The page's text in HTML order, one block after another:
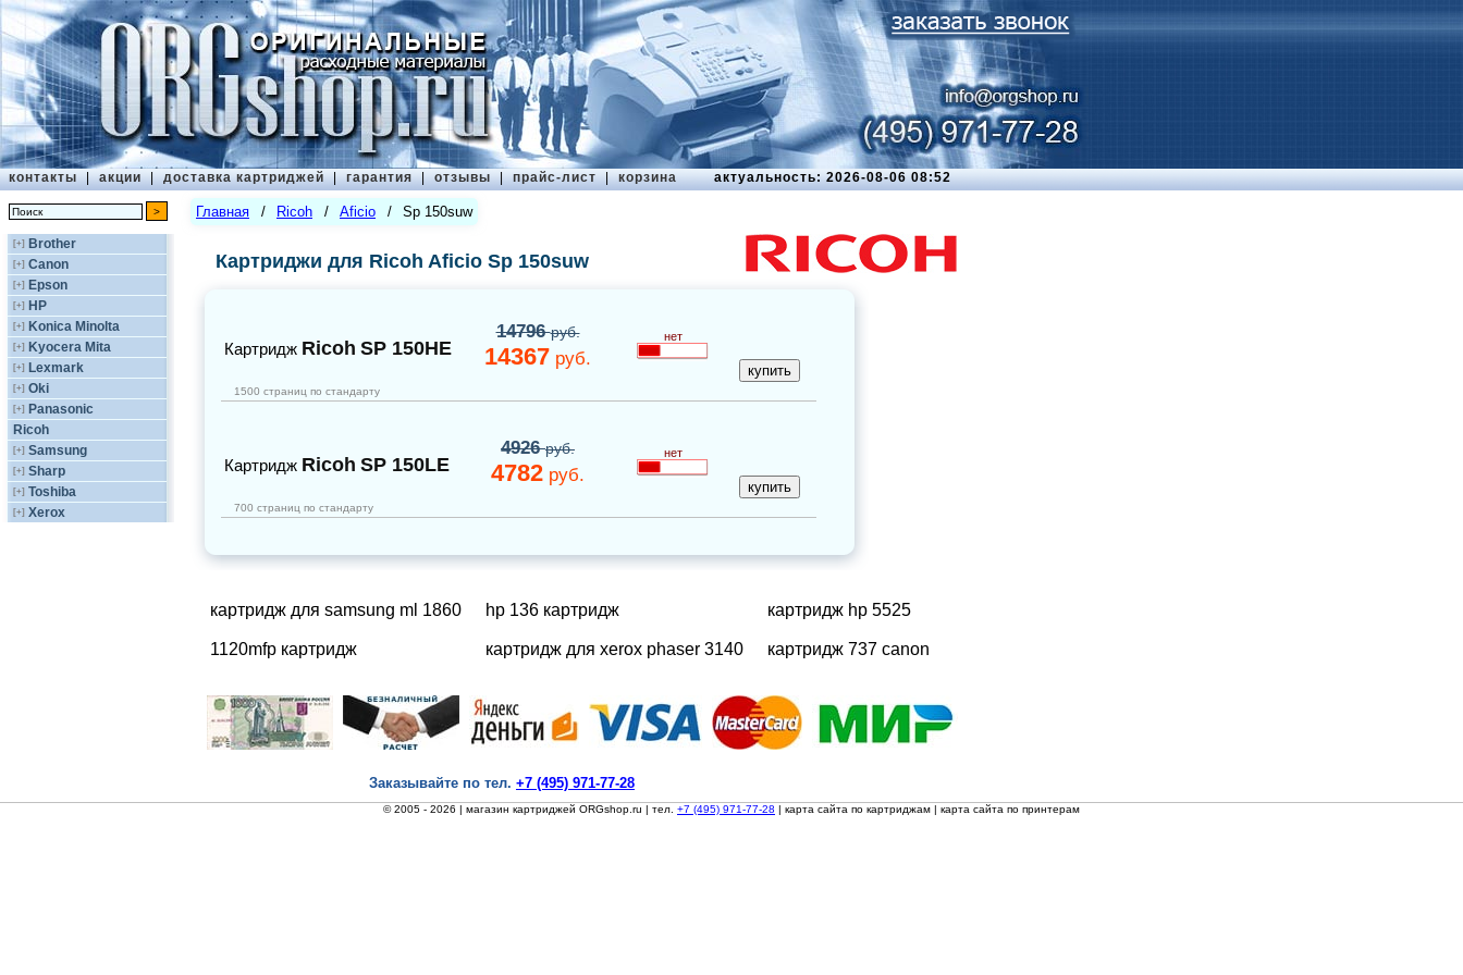
контакты | акции | доставка картриджей | гарантия | отзывы | прайс-лист | корзина актуальность: 2026-08-06 08:52
[+] Brother
[+] Canon
[+] Epson
[+] HP
[+] Konica Minolta
[+] Kyocera Mita
[+] Lexmark
[+] Oki
[+] Panasonic
Ricoh
[+] Samsung
[+] Sharp
[+] Toshiba
[+] Xerox
Главная / Ricoh / Aficio / Sp 150suw
Картриджи для Ricoh Aficio Sp 150suw
Картридж Ricoh SP 150HE
14796руб.
14367 руб.
нет
1500 страниц по стандарту
Картридж Ricoh SP 150LE
4926руб.
4782 руб.
нет
700 страниц по стандарту
картридж для samsung ml 1860 hp 136 картридж картридж hp 5525
1120mfp картридж картридж для xerox phaser 3140 картридж 737 canon
Заказывайте по тел. +7 (495) 971-77-28
© 2005 - 2026 | магазин картриджей ORGshop.ru | тел. +7 (495) 971-77-28 | карта сайта по картриджам | карта сайта по принтерам